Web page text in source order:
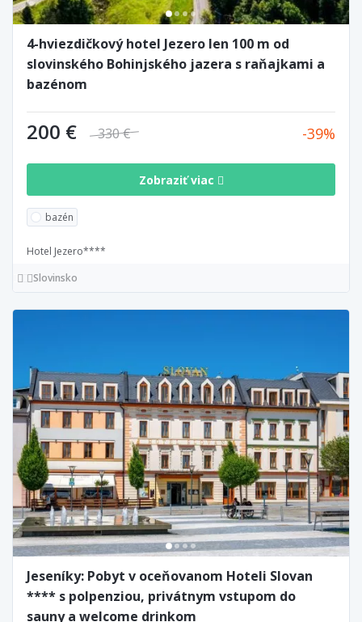
4-hviezdičkový hotel Jezero len 100 m od
slovinského Bohinjského jazera s raňajkami a
bazénom
200 € 330 € 39
Zobraziť viac
bazén
Hotel Jezero****
Slovinsko
Jeseníky: Pobyt v oceňovanom Hoteli Slovan
**** s polpenziou, privátnym vstupom do
sauny a welcome drinkom